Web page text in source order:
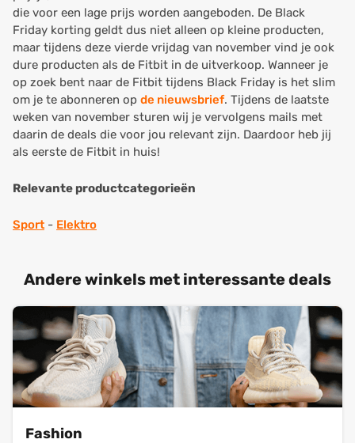
die voor een lage prijs worden aangeboden. De Black
Friday korting geldt dus niet alleen op kleine producten,
maar tijdens deze vierde vrijdag van november vind je ook
dure producten als de Fitbit in de uitverkoop. Wanneer je
op zoek bent naar de Fitbit tijdens Black Friday is het slim
om je te abonneren op de nieuwsbrief. Tijdens de laatste
weken van november sturen wij je vervolgens mails met
daarin de deals die voor jou relevant zijn. Daardoor heb jij
als eerste de Fitbit in huis!
Relevante productcategorieën
Sport - Elektro
Andere winkels met interessante deals
Fashion